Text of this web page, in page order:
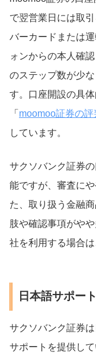
で翌営業日には取
バーカードまたは
ォンからの本人確
のステップ数が少
す。口座開設の具
「 moomoo証券の
しています。
サクソバンク証券
能ですが、審査に
た、取り扱う金融
肢や確認事項がや
社を利用する場合
日本語サポー
サクソバンク証券
サポートを提供し